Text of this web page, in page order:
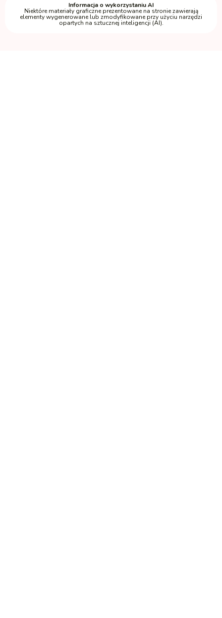
Informacja o wykorzystaniu AI
Niektóre materiały graficzne prezentowane na stronie zawierają
elementy wygenerowane lub zmodyfikowane przy użyciu narzędzi
opartych na sztucznej inteligencji (AI).